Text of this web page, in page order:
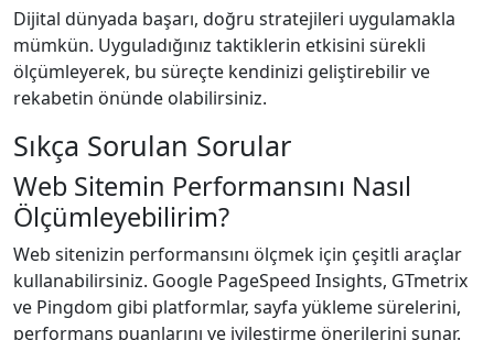
Dijital dünyada başarı, doğru stratejileri uygulamakla
mümkün. Uyguladığınız taktiklerin etkisini sürekli
ölçümleyerek, bu süreçte kendinizi geliştirebilir ve
rekabetin önünde olabilirsiniz.
Sıkça Sorulan Sorular
Web Sitemin Performansını Nasıl
Ölçümleyebilirim?
Web sitenizin performansını ölçmek için çeşitli araçlar
kullanabilirsiniz. Google PageSpeed Insights, GTmetrix
ve Pingdom gibi platformlar, sayfa yükleme sürelerini,
performans puanlarını ve iyileştirme önerilerini sunar.